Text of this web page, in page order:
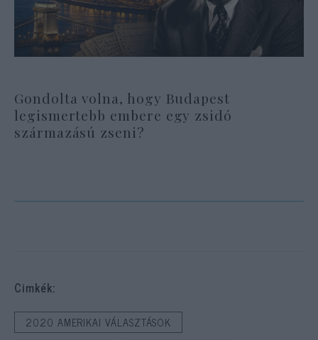
Gondolta volna, hogy Budapest
legismertebb embere egy zsidó
származású zseni?
Cimkék:
2020 AMERIKAI VÁLASZTÁSOK